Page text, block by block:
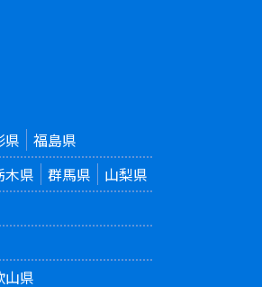
県
福島県
木県 群馬県
山梨県
山県